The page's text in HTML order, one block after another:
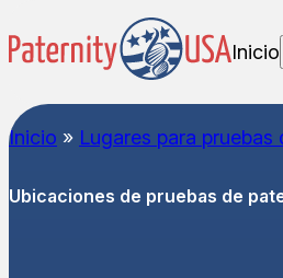
Inicio
Inicio » Lugares para pruebas
Ubicaciones de pruebas de